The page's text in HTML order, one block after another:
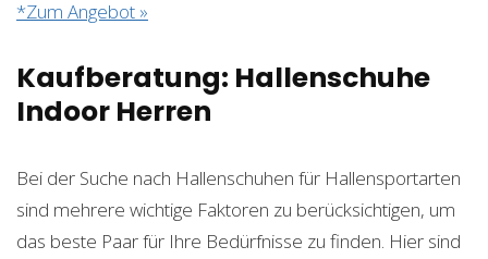
*Zum Angebot »
Kaufberatung: Hallenschuhe
Indoor Herren
Bei der Suche nach Hallenschuhen für Hallensportarten
sind mehrere wichtige Faktoren zu berücksichtigen, um
das beste Paar für Ihre Bedürfnisse zu finden. Hier sind